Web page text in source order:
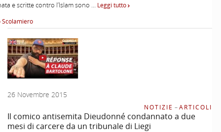
e scritte contro l’Islam sono … Leggi tutto
Scolamiero
26 Novembre 2015
NOTIZIE –ARTICOLI
Il comico antisemita Dieudonné condannato a due
mesi di carcere da un tribunale di Liegi